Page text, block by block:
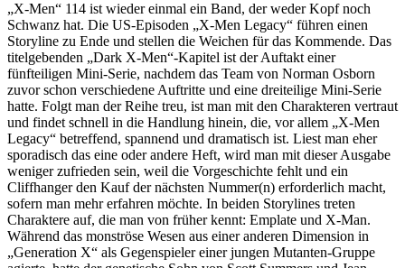
„X-Men“ 114 ist wieder einmal ein Band, der weder Kopf noch
Schwanz hat. Die US-Episoden „X-Men Legacy“ führen einen
Storyline zu Ende und stellen die Weichen für das Kommende. Das
titelgebenden „Dark X-Men“-Kapitel ist der Auftakt einer
fünfteiligen Mini-Serie, nachdem das Team von Norman Osborn
zuvor schon verschiedene Auftritte und eine dreiteilige Mini-Serie
hatte. Folgt man der Reihe treu, ist man mit den Charakteren vertraut
und findet schnell in die Handlung hinein, die, vor allem „X-Men
Legacy“ betreffend, spannend und dramatisch ist. Liest man eher
sporadisch das eine oder andere Heft, wird man mit dieser Ausgabe
weniger zufrieden sein, weil die Vorgeschichte fehlt und ein
Cliffhanger den Kauf der nächsten Nummer(n) erforderlich macht,
sofern man mehr erfahren möchte. In beiden Storylines treten
Charaktere auf, die man von früher kennt: Emplate und X-Man.
Während das monströse Wesen aus einer anderen Dimension in
„Generation X“ als Gegenspieler einer jungen Mutanten-Gruppe